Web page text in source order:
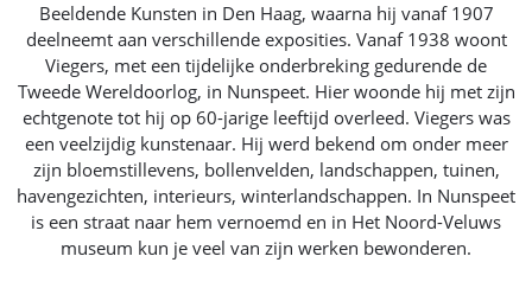
Beeldende Kunsten in Den Haag, waarna hij vanaf 1907
deelneemt aan verschillende exposities. Vanaf 1938 woont
Viegers, met een tijdelijke onderbreking gedurende de
Tweede Wereldoorlog, in Nunspeet. Hier woonde hij met zijn
echtgenote tot hij op 60-jarige leeftijd overleed. Viegers was
een veelzijdig kunstenaar. Hij werd bekend om onder meer
zijn bloemstillevens, bollenvelden, landschappen, tuinen,
havengezichten, interieurs, winterlandschappen. In Nunspeet
is een straat naar hem vernoemd en in Het Noord-Veluws
museum kun je veel van zijn werken bewonderen.